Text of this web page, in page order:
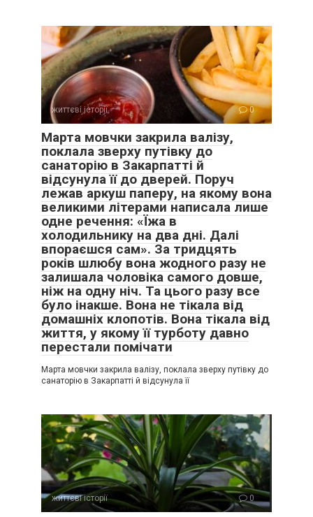
життєві історії 0
Марта мовчки закрила валізу,
поклала зверху путівку до
санаторію в Закарпатті й
відсунула її до дверей. Поруч
лежав аркуш паперу, на якому вона
великими літерами написала лише
одне речення: «Їжа в
холодильнику на два дні. Далі
впораєшся сам». За тридцять
років шлюбу вона жодного разу не
залишала чоловіка самого довше,
ніж на одну ніч. Та цього разу все
було інакше. Вона не тікала від
домашніх клопотів. Вона тікала від
життя, у якому її турботу давно
перестали помічати
Марта мовчки закрила валізу, поклала зверху путівку до
санаторію в Закарпатті й відсунула її
життєві історії 0